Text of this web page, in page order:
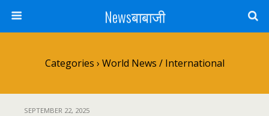
Newsबाबाजी
Categories › World News / International
SEPTEMBER 22, 2025